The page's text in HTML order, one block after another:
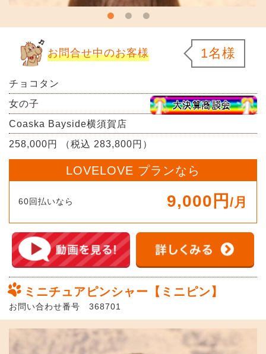
お問合せ中のお客様 1名様
チョコタン
女の子
Coaska Bayside横須賀店
258,000円 （税込 283,800円）
LOVELOVE プランなら
60回払いなら 9,000円 /月
ミニチュアピンシャー【ミニピン】
お問い合わせ番号 368701